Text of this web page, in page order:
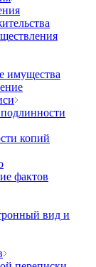
имущества
копий
фактов
вид и